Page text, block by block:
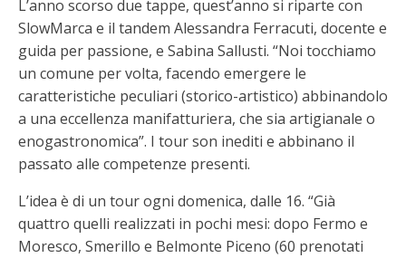
L’anno scorso due tappe, quest’anno si riparte con
SlowMarca e il tandem Alessandra Ferracuti, docente e
guida per passione, e Sabina Sallusti. “Noi tocchiamo
un comune per volta, facendo emergere le
caratteristiche peculiari (storico-artistico) abbinandolo
a una eccellenza manifatturiera, che sia artigianale o
enogastronomica”. I tour son inediti e abbinano il
passato alle competenze presenti.
L’idea è di un tour ogni domenica, dalle 16. “Già
quattro quelli realizzati in pochi mesi: dopo Fermo e
Moresco, Smerillo e Belmonte Piceno (60 prenotati